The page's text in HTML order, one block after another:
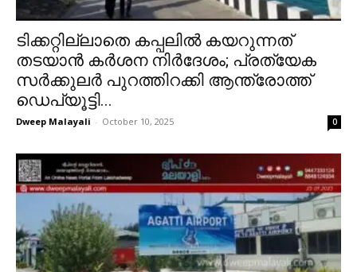
ടിക്കറ്റില്ലാതെ കപ്പലിൽ കയറുന്നത്
തടയാൻ കർശന നിർദേശം; പ്രത്യേക
സർക്കുലർ പുറത്തിറക്കി ആന്ത്രോത്ത്
ഡെപ്യൂട്ടി...
Dweep Malayali - October 10, 2025 0